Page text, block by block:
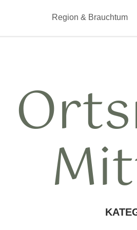
Region & Brauchtum